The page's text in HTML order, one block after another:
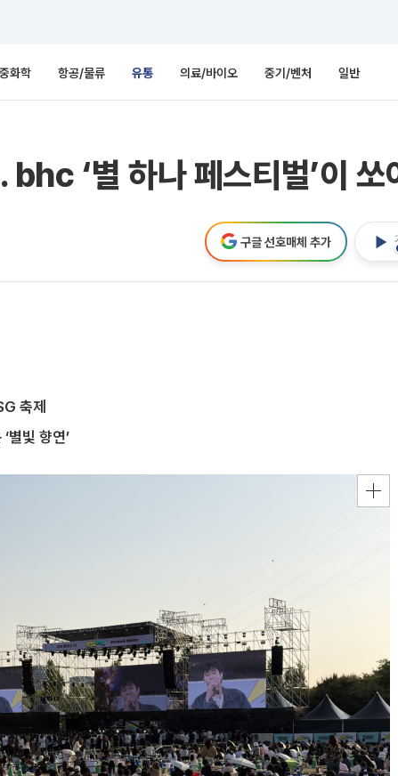
중화학 항공/물류 유통 의료/바이오 중기/벤처 일반
bhc ‘별 하나 페스티벌’이
구글 선호매체 추가
축제
별빛 향연’